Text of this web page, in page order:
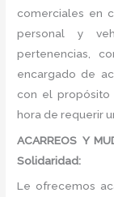
comerciales en
personal y
pertenencias,
encargado de
con el propósito
hora de requerir
ACARREOS Y
Solidaridad:
Le ofrecemos